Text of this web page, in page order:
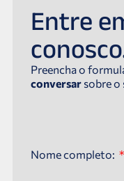
Entre
Preencha o
conversar sobre o
Nome completo: